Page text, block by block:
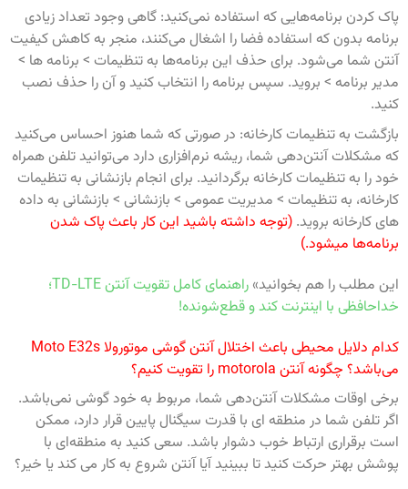
پاک کردن برنامه‌هایی که استفاده نمی‌کنید: گاهی وجود تعداد زیادی
برنامه بدون که استفاده فضا را اشغال می‌کنند، منجر به کاهش کیفیت
آنتن شما می‌شود. برای حذف این برنامه‌ها به تنظیمات > برنامه ها >
مدیر برنامه > بروید. سپس برنامه را انتخاب کنید و آن را حذف نصب
کنید.
بازگشت به تنظیمات کارخانه: در صورتی که شما هنوز احساس می‌کنید
که مشکلات آنتن‌دهی شما، ریشه نرم‌افزاری دارد می‌توانید تلفن همراه
خود را به تنظیمات کارخانه برگردانید. برای انجام بازنشانی به تنظیمات
کارخانه، به تنظیمات > مدیریت عمومی > بازنشانی > بازنشانی به داده
های کارخانه بروید. (توجه داشته باشید این کار باعث پاک شدن
برنامه‌ها میشود.)
این مطلب را هم بخوانید»
راهنمای کامل تقویت آنتن TD-LTE؛
خداحافظی با اینترنت کند و قطع‌شونده!
کدام دلایل محیطی باعث اختلال آنتن گوشی موتورولا Moto E32s
می‌باشد؟ چگونه آنتن motorola را تقویت کنیم؟
برخی اوقات مشکلات آنتن‌دهی شما، مربوط به خود گوشی نمی‌باشد.
اگر تلفن شما در منطقه ای با قدرت سیگنال پایین قرار دارد، ممکن
است برقراری ارتباط خوب دشوار باشد. سعی کنید به منطقه‌ای با
پوشش بهتر حرکت کنید تا ببینید آیا آنتن شروع به کار می کند یا خیر‌؟